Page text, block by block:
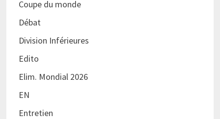
Coupe du monde
Débat
Division Inférieures
Edito
Elim. Mondial 2026
EN
Entretien